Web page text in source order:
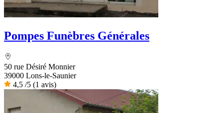
Pompes Funèbres Générales
50 rue Désiré Monnier
39000 Lons-le-Saunier
4,5 /5 (1 avis)